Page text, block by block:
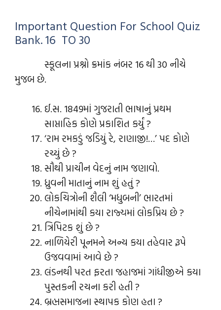
Important Question For School Quiz
Bank. 16 TO 30
સ્કૂલના પ્રશ્નો ક્રમાંક નંબર 16 થી 30 નીચે
મુજબ છે.
ઈ.સ. 1849માં ગુજરાતી ભાષાનું પ્રથમ
સાપ્તાહિક કોણે પ્રકાશિત કર્યું ?
‘રામ રમકડું જડિયું રે, રાણાજી!…’ પદ કોણે
રચ્યું છે ?
સૌથી પ્રાચીન વેદનું નામ જણાવો.
ધ્રુવની માતાનું નામ શું હતું ?
લોકચિત્રોની શૈલી ‘મધુબની’ ભારતમાં
નીચેનામાંથી કયા રાજ્યમાં લોકપ્રિય છે ?
ત્રિપિટક શું છે ?
નાળિયેરી પૂનમને અન્ય કયા તહેવાર રૂપે
ઉજવવામાં આવે છે ?
લંડનથી પરત ફરતા જહાજમાં ગાંધીજીએ કયા
પુસ્તકની રચના કરી હતી ?
બ્રહ્મસમાજના સ્થાપક કોણ હતા ?